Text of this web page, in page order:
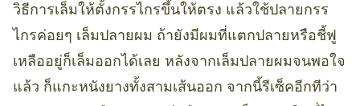
วิธีการเล็มให้ตั้งกรรไกรขึ้นให้ตรง แล้วใช้ปลายกรร
ไกรค่อยๆ เล็มปลายผม ถ้ายังมีผมที่แตกปลายหรือชี้ฟู
เหลืออยู่ก็เล็มออกได้เลย หลังจากเล็มปลายผมจนพอใจ
แล้ว ก็แกะหนังยางทั้งสามเส้นออก จากนี้รีเซ็คอีกทีว่า